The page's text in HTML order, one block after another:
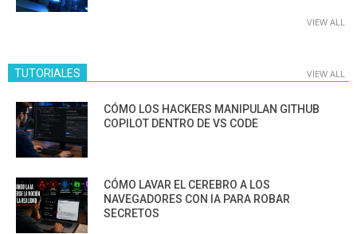
VIEW ALL
TUTORIALES VIEW ALL
CÓMO LOS HACKERS MANIPULAN GITHUB
COPILOT DENTRO DE VS CODE
CÓMO LAVAR EL CEREBRO A LOS
NAVEGADORES CON IA PARA ROBAR
SECRETOS